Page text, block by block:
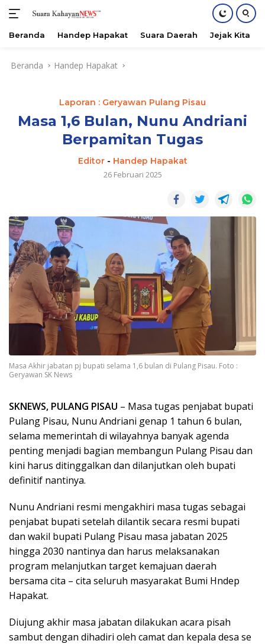
Beranda Handep Hapakat Suara Daerah Jejak Kita
Beranda Handep Hapakat
Laporan : Geryawan Pulang Pisau
Masa 1,6 Bulan, Nunu Andriani
Berpamitan Tugas
Editor- Handep Hapakat
26 Februari 2025
Masa Akhir jabatan pj bupati selama 1,6 bulan di Pulang Pisau. Foto :
Geryawan SK News
SKNEWS, PULANG PISAU – Masa tugas penjabat bupati
Pulang Pisau, Nunu Andriani genap 1 tahun 6 bulan,
selama memerintah di wilayahnya banyak agenda
penting menjadi bagian membangun Pulang Pisau dan
kini harus ditinggalkan dan dilanjutkan oleh bupati
definitif nantinya.
Nunu Andriani resmi mengakhiri masa tugas sebagai
penjabat bupati setelah dilantik secara resmi bupati
dan wakil bupati Pulang Pisau masa jabatan 2025
hingga 2030 nantinya dan harus melaksanakan
program melanjutkan target kemajuan daerah
bersama cita – cita seluruh masyarakat Bumi Hndep
Hapakat.
Diujung akhir masa jabatan dilakukan acara pisah
sambut dengan dihadiri oleh camat dan kepala desa se